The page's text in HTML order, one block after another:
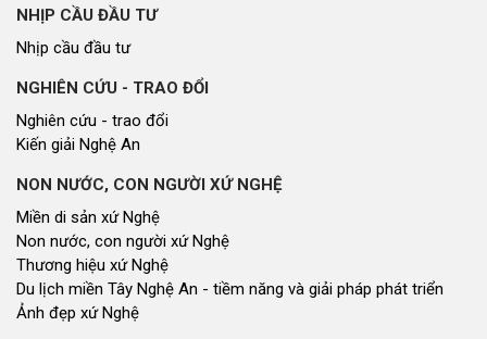
NHỊP CẦU ĐẦU TƯ
Nhịp cầu đầu tư
NGHIÊN CỨU - TRAO ĐỔI
Nghiên cứu - trao đổi
Kiến giải Nghệ An
NON NƯỚC, CON NGƯỜI XỨ NGHỆ
Miền di sản xứ Nghệ
Non nước, con người xứ Nghệ
Thương hiệu xứ Nghệ
Du lịch miền Tây Nghệ An - tiềm năng và giải pháp phát triển
Ảnh đẹp xứ Nghệ